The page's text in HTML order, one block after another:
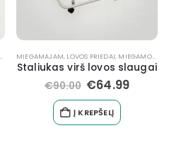
,TUALETUI
MIEGAMAJAM, LOVOS PRIEDAI, MIEGAMOJO BALDAI NEĮGALIESIEMS
Staliukas virš lovos slaugai
€90.00 €64.99
Į KREPŠELĮ